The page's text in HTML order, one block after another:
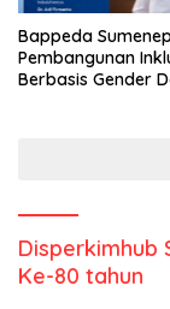
Bappeda
Pembangunan
Berbasis Gender
Disperkimhub
Ke-80 tahun